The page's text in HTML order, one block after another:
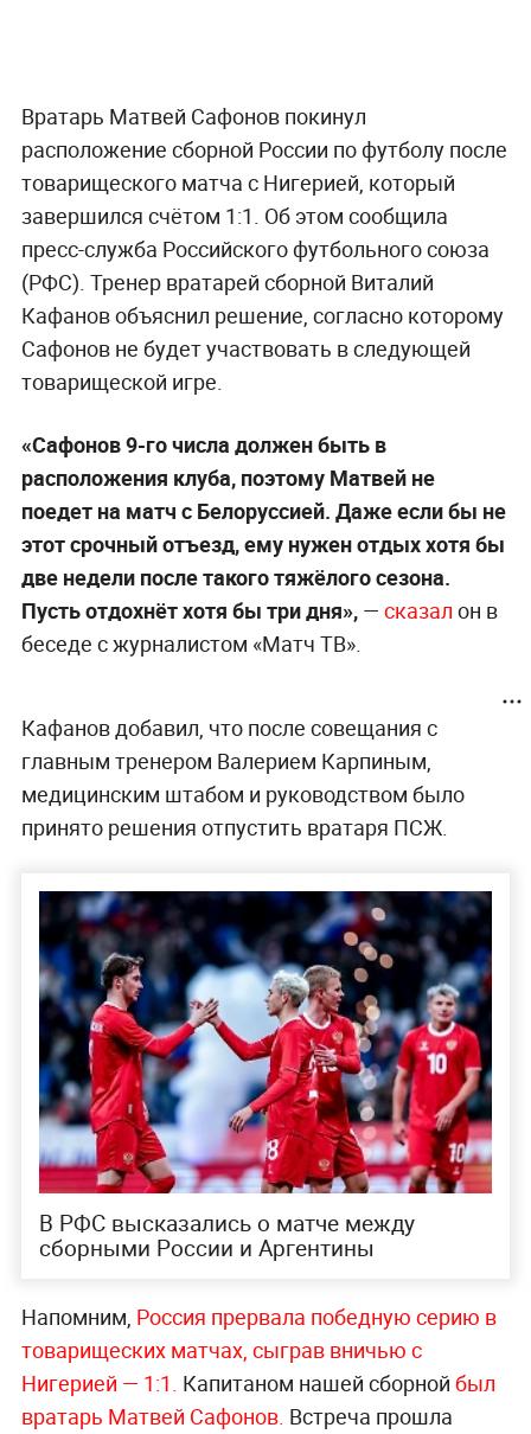
Вратарь Матвей Сафонов покинул
расположение сборной России по футболу после
товарищеского матча с Нигерией, который
завершился счётом 1:1. Об этом сообщила
пресс-служба Российского футбольного союза
(РФС). Тренер вратарей сборной Виталий
Кафанов объяснил решение, согласно которому
Сафонов не будет участвовать в следующей
товарищеской игре.
«Сафонов 9-го числа должен быть в
расположения клуба, поэтому Матвей не
поедет на матч с Белоруссией. Даже если бы не
этот срочный отъезд, ему нужен отдых хотя бы
две недели после такого тяжёлого сезона.
Пусть отдохнёт хотя бы три дня», — сказал он в
беседе с журналистом «Матч ТВ».
Кафанов добавил, что после совещания с
главным тренером Валерием Карпиным,
медицинским штабом и руководством было
принято решения отпустить вратаря ПСЖ.
В РФС высказались о матче между
сборными России и Аргентины
Напомним, Россия прервала победную серию в
товарищеских матчах, сыграв вничью с
Нигерией — 1:1. Капитаном нашей сборной был
вратарь Матвей Сафонов. Встреча прошла